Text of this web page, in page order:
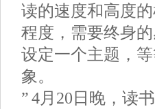
读的速度和高度
程度，需要终身
设定一个主题，
象。
” 4月20日晚，读